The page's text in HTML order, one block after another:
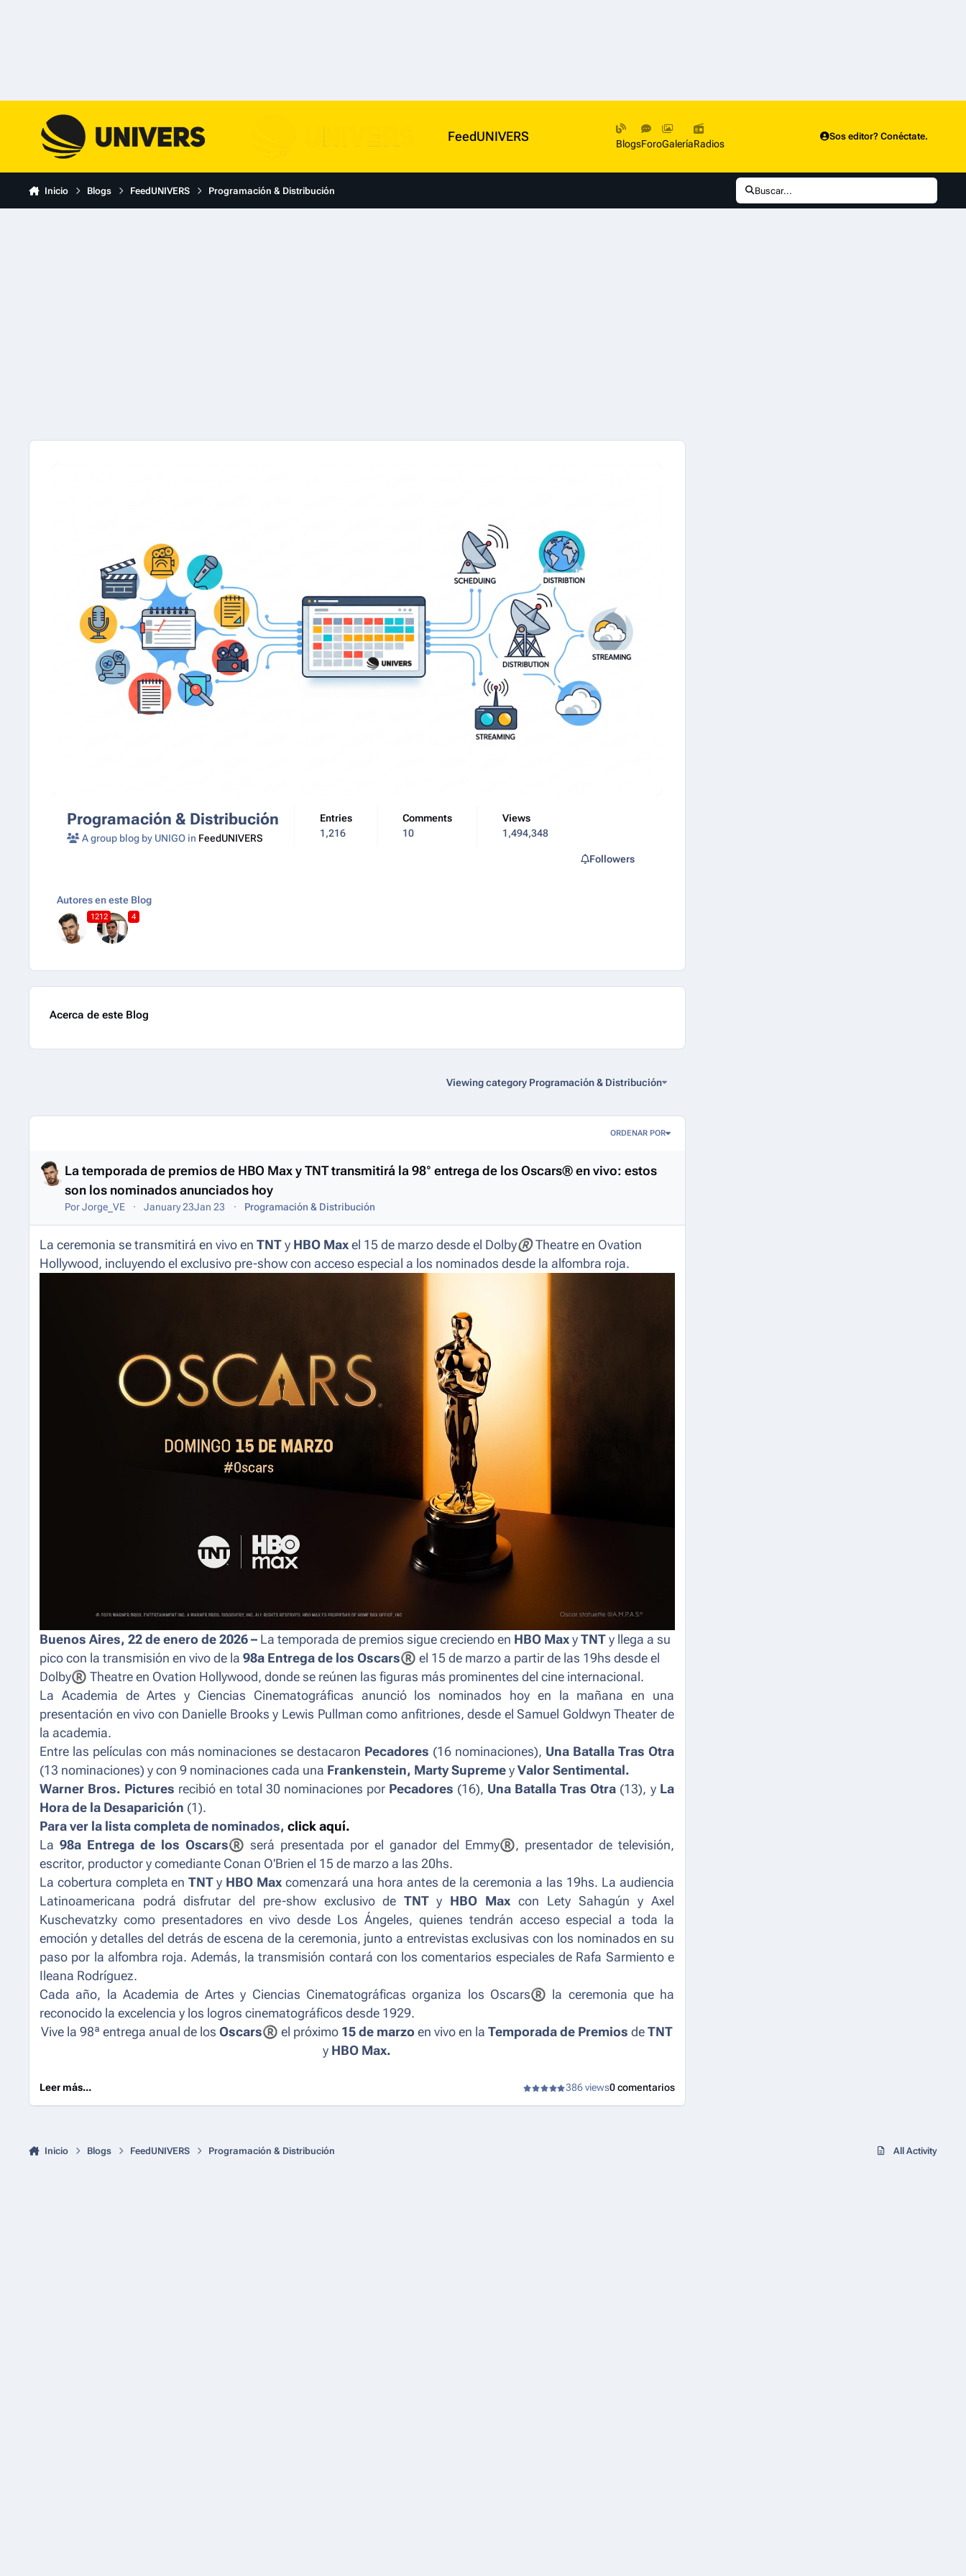
FeedUNIVERS BlogsForoGaleríaRadios
Sos editor? Conéctate.
Inicio Blogs FeedUNIVERS Programación & Distribución Buscar...
Programación & Distribución
A group blog by UNIGO in FeedUNIVERS
Entries
1,216
Comments
10
Views
1,494,348
Followers
Autores en este Blog
1212 4
Acerca de este Blog
Viewing category Programación & Distribución
Entries in this blog
ORDENAR POR
La temporada de premios de HBO Max y TNT transmitirá la 98° entrega de los Oscars® en vivo: estos
son los nominados anunciados hoy
PorJorge_VE January 23Jan 23 Programación & Distribución
La ceremonia se transmitirá en vivo en TNT y HBO Max el 15 de marzo desde el Dolby®Theatre en Ovation
Hollywood, incluyendo el exclusivo pre-show con acceso especial a los nominados desde la alfombra roja.
Buenos Aires, 22 de enero de 2026 – La temporada de premios sigue creciendo en HBO Max y TNT y llega a su
pico con la transmisión en vivo de la 98a Entrega de los Oscars® el 15 de marzo a partir de las 19hs desde el
Dolby® Theatre en Ovation Hollywood, donde se reúnen las figuras más prominentes del cine internacional.
La Academia de Artes y Ciencias Cinematográficas anunció los nominados hoy en la mañana en una
presentación en vivo con Danielle Brooks y Lewis Pullman como anfitriones, desde el Samuel Goldwyn Theater de
la academia.
Entre las películas con más nominaciones se destacaron Pecadores (16 nominaciones), Una Batalla Tras Otra
(13 nominaciones) y con 9 nominaciones cada una Frankenstein, Marty Supreme y Valor Sentimental.
Warner Bros. Pictures recibió en total 30 nominaciones por Pecadores (16), Una Batalla Tras Otra (13), y La
Hora de la Desaparición (1).
Para ver la lista completa de nominados, click aquí.
La 98a Entrega de los Oscars® será presentada por el ganador del Emmy®, presentador de televisión,
escritor, productor y comediante Conan O'Brien el 15 de marzo a las 20hs.
La cobertura completa en TNT y HBO Max comenzará una hora antes de la ceremonia a las 19hs. La audiencia
Latinoamericana podrá disfrutar del pre-show exclusivo de TNT y HBO Max con Lety Sahagún y Axel
Kuschevatzky como presentadores en vivo desde Los Ángeles, quienes tendrán acceso especial a toda la
emoción y detalles del detrás de escena de la ceremonia, junto a entrevistas exclusivas con los nominados en su
paso por la alfombra roja. Además, la transmisión contará con los comentarios especiales de Rafa Sarmiento e
Ileana Rodríguez.
Cada año, la Academia de Artes y Ciencias Cinematográficas organiza los Oscars® la ceremonia que ha
reconocido la excelencia y los logros cinematográficos desde 1929.
Vive la 98ª entrega anual de losOscars® el próximo 15 de marzoen vivo en laTemporada de PremiosdeTNT
y HBO Max.
Leer más... 386 views0 comentarios
Inicio Blogs FeedUNIVERS Programación & Distribución All Activity